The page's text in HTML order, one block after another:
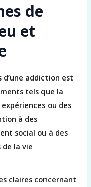
de
et
addiction est
tels que la
ou des
à des
social ou à des
de la vie
claires concernant